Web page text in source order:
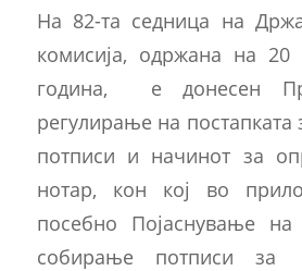
На 82-та седница на
комисија, одржана на 20
година, е донесен
регулирање на
потписи и начинот за
нотар, кон кој во
посебно Појаснување на
собирање потписи